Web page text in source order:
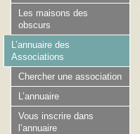
Les maisons des
obscurs
L’annuaire des
Associations
Chercher une association
L’annuaire
Vous inscrire dans
l’annuaire